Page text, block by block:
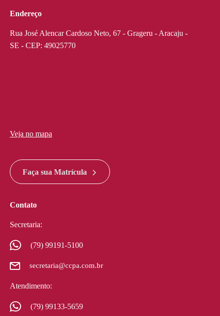
Endereço
Rua José Alencar Cardoso Neto, 67 - Grageru - Aracaju -
SE - CEP: 49025770
Veja no mapa
Faça sua Matrícula
Contato
Secretaria:
(79) 99191-5100
secretaria@ccpa.com.br
Atendimento:
(79) 99133-5659